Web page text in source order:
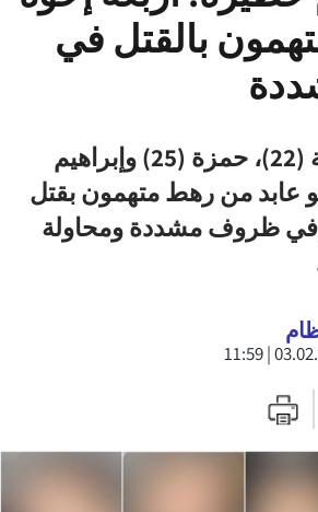
بالقتل في
جودت (20)، أمية (22)، حمزة (25) وإبراهيم
أبو عابد من رهط متهمون بقتل
في ظروف مشددة ومحاولة